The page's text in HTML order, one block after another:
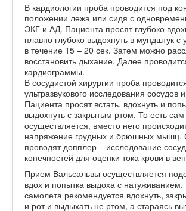
В кардиологии проба проводится под
положении лежа или сидя с
ЭКГ и АД. Пациента просят глубоко
плавно глубоко выдохнуть в мундштук с
в течение 15 – 20 сек. Затем можно
восстановить дыхание. Далее
кардиограммы.
В сосудистой хирургии проба
ультразвукового исследования сосудов
Пациента просят встать, вдохнуть и
выдохнуть с закрытым ртом. То есть
осуществляется, вместо него
напряжение грудных и брюшных мышц.
проводят допплер – исследование
конечностей для оценки тока крови в
Прием Вальсальвы осуществляется
вдох и попытка выдоха с
самолета рекомендуется вдохнуть,
и рот и выдыхать не ртом, а стараясь